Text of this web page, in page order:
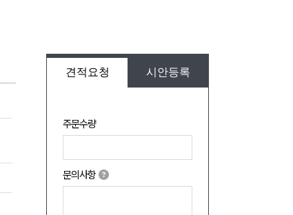
견적요청 시안등록
주문수량
문의사항